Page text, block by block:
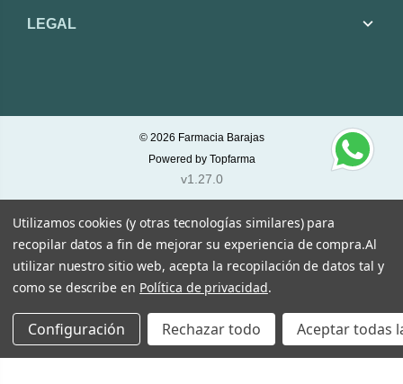
LEGAL
© 2026 Farmacia Barajas
Powered by Topfarma
v1.27.0
Utilizamos cookies (y otras tecnologías similares) para
recopilar datos a fin de mejorar su experiencia de compra.Al
utilizar nuestro sitio web, acepta la recopilación de datos tal y
como se describe en Política de privacidad.
Configuración Rechazar todo Aceptar todas